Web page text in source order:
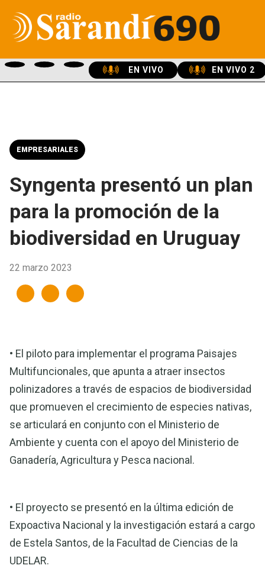
EN VIVO EN VIVO 2
EMPRESARIALES
Syngenta presentó un plan
para la promoción de la
biodiversidad en Uruguay
22 marzo 2023
• El piloto para implementar el programa Paisajes
Multifuncionales, que apunta a atraer insectos
polinizadores a través de espacios de biodiversidad
que promueven el crecimiento de especies nativas,
se articulará en conjunto con el Ministerio de
Ambiente y cuenta con el apoyo del Ministerio de
Ganadería, Agricultura y Pesca nacional.
• El proyecto se presentó en la última edición de
Expoactiva Nacional y la investigación estará a cargo
de Estela Santos, de la Facultad de Ciencias de la
UDELAR.